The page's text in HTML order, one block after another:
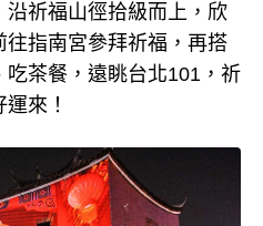
祈福山徑拾級而上，欣
指南宮參拜祈福，再搭
茶餐，遠眺台北101，祈
來！